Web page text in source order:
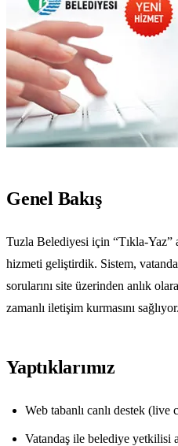
Genel Bakış
Tuzla Belediyesi için “Tıkla-Yaz”
hizmeti geliştirdik. Sistem,
sorularını site üzerinden anlık
zamanlı iletişim kurmasını sağlıyor.
Yaptıklarımız
Web tabanlı canlı destek (live
Vatandaş ile belediye yetkilisi